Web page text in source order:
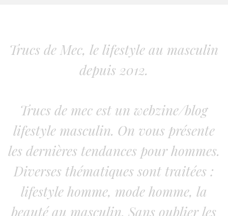
Trucs de Mec, le lifestyle au masculin
depuis 2012.
Trucs de mec est un webzine/blog
lifestyle masculin. On vous présente
les dernières tendances pour hommes.
Diverses thématiques sont traitées :
lifestyle homme, mode homme, la
beauté au masculin. Sans oublier les